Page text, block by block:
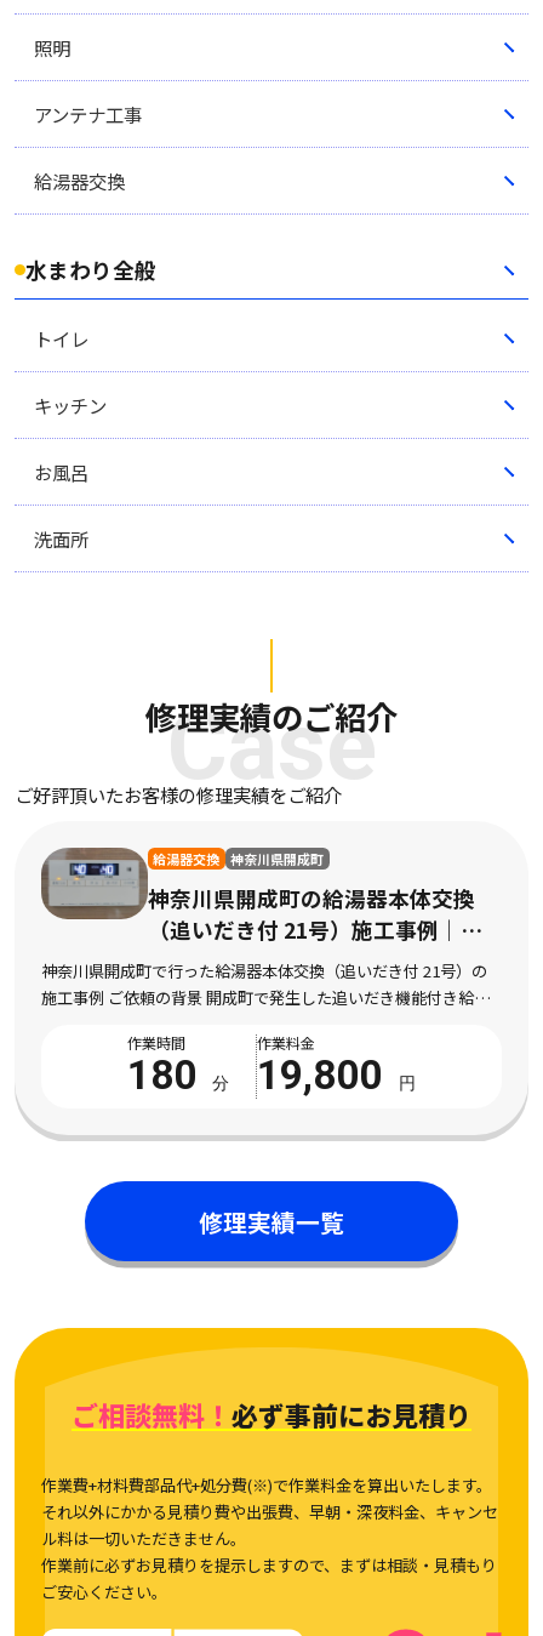
照明
アンテナ工事
給湯器交換
水まわり全般
トイレ
キッチン
お風呂
洗面所
Case
修理実績のご紹介
ご好評頂いたお客様の修理実績をご紹介
給湯器交換 神奈川県開成町
神奈川県開成町の給湯器本体交換
（追いだき付 21号）施工事例｜給
湯器本体交換（追いだき付 21号）
工事
神奈川県開成町で行った給湯器本体交換（追いだき付 21号）の
施工事例 ご依頼の背景 開成町で発生した追いだき機能付き給湯
客様より、追いだき機能付き給湯器の不調に […]
作業時間
180 分
作業料金
19,800 円
修理実績一覧
ご相談無料！ 必ず事前にお見積り
作業費+材料費部品代+処分費(※)で作業料金を算出いたします。
それ以外にかかる見積り費や出張費、早朝・深夜料金、キャンセ
ル料は一切いただきません。
作業前に必ずお見積りを提示しますので、まずは相談・見積もり
ご安心ください。